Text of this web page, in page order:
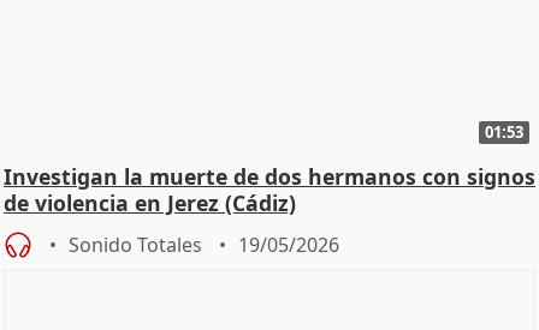
01:53
Investigan la muerte de dos hermanos con signos
de violencia en Jerez (Cádiz)
Sonido Totales 19/05/2026